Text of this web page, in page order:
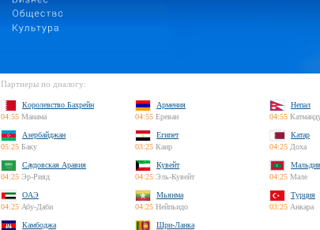
Партнеры по диалогу:
Королевство Бахрейн
04:55 Манама
Армения
04:55 Ереван
Непал
04:55
Азербайджан
05:25 Баку
Египет
03:25 Каир
Катар
04:25 Доха
Саудовская Аравия
04:25 Эр-Рияд
Кувейт
04:25 Эль-Кувейт
04:25 Мале
ОАЭ
04:25 Абу-Даби
Мьянма
04:25 Нейпьидо
Турция
03:25 Анкара
Камбоджа
Шри-Ланка